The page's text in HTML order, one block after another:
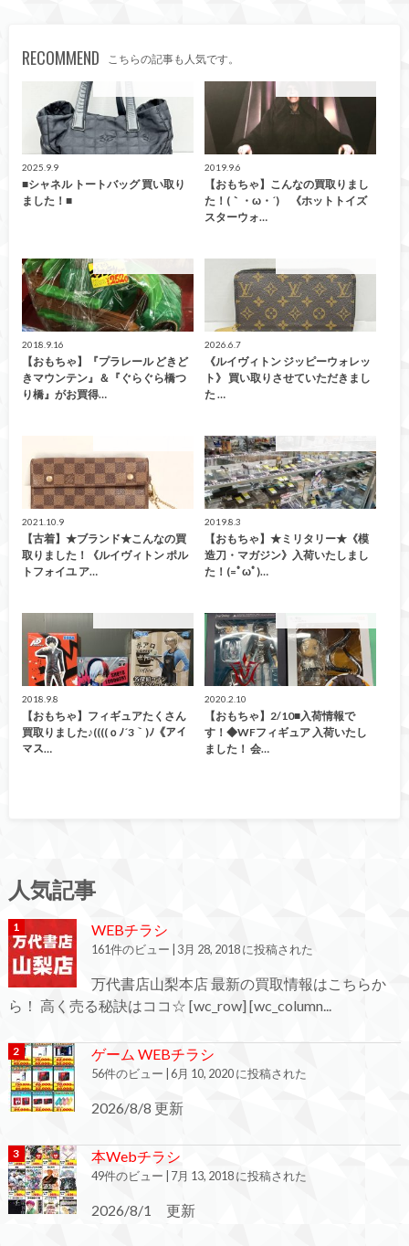
RECOMMEND こちらの記事も人気です。
2025.9.9
■シャネル トートバッグ 買い取り
ました！■
2019.9.6
【おもちゃ】こんなの買取りまし
た！(｀・ω・´)ゞ《ホットトイズ
スターウォ…
2018.9.16
【おもちゃ】『プラレール どきど
きマウンテン』＆『ぐらぐら橋つ
り橋』がお買得…
2026.6.7
《ルイヴィトン ジッピーウォレッ
ト》 買い取りさせていただきまし
た …
2021.10.9
【古着】★ブランド★こんなの買
取りました！《ルイヴィトン ポル
トフォイユ ア…
2019.8.3
【おもちゃ】★ミリタリー★《模
造刀・マガジン》入荷いたしまし
た！(=ﾟωﾟ)…
2018.9.8
【おもちゃ】フィギュアたくさん
買取りました♪((((ｏﾉ´3｀)ﾉ《アイ
マス…
2020.2.10
【おもちゃ】2/10■入荷情報で
す！◆WFフィギュア 入荷いたし
ました！ 会…
人気記事
WEBチラシ
161件のビュー 3月 28, 2018 に投稿された
万代書店山梨本店 最新の買取情報はこちらか
ら！ 高く売る秘訣はココ☆ [wc_row] [wc_column...
ゲーム WEBチラシ
56件のビュー 6月 10, 2020 に投稿された
2026/8/8 更新
本Webチラシ
49件のビュー 7月 13, 2018 に投稿された
2026/8/1 更新